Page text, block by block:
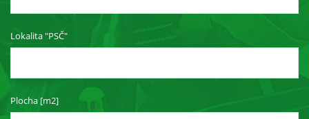
Lokalita "PSČ"
Plocha [m2]